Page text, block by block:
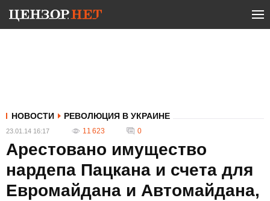
НОВОСТИ РЕВОЛЮЦИЯ В УКРАИНЕ
23.01.14 16:17 11 623 0
Арестовано имущество
нардепа Пацкана и счета для
Евромайдана и Автомайдана,